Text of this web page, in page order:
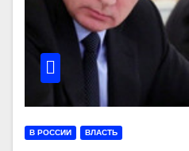
В РОССИИ ВЛАСТЬ